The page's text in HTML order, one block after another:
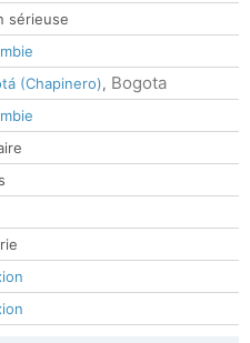
sérieuse
(Chapinero), Bogota